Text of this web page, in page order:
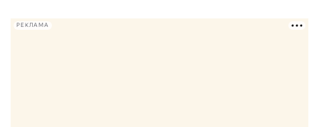
РЕКЛАМА